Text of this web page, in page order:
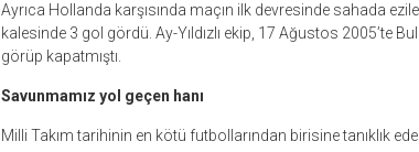
Ayrıca Hollanda karşısında maçın ilk devresinde sahada
kalesinde 3 gol gördü. Ay-Yıldızlı ekip, 17 Ağustos 2005’te
görüp kapatmıştı.
Savunmamız yol geçen hanı
Milli Takım tarihinin en kötü futbollarından birisine tanıklık